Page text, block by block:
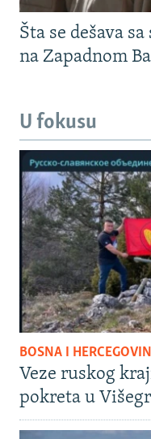
Šta se dešava
na Zapadnom
U fokusu
BOSNA I
Veze ruskog
pokreta u